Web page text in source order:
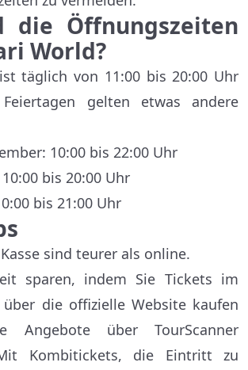
die Öffnungszeiten
World?
täglich von 11:00 bis 20:00 Uhr
gelten etwas andere
10:00 bis 22:00 Uhr
bis 20:00 Uhr
bis 21:00 Uhr
sind teurer als online.
sparen, indem Sie Tickets im
die offizielle Website kaufen
Angebote über TourScanner
Kombitickets, die Eintritt zu